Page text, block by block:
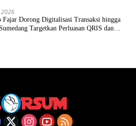
2026
Fajar Dorong Digitalisasi Transaksi hingga
Targetkan Perluasan QRIS dan